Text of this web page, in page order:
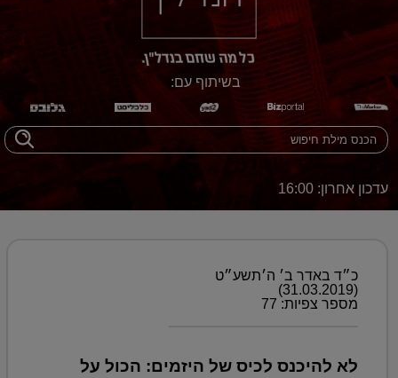
בשיתוף עם:
עדכון אחרון: 16:00
כ״ד באדר ב׳ ה׳תשע״ט
(31.03.2019)
מספר צפיות: 77
לא להיכנס לכיס של היזמים: הכול על